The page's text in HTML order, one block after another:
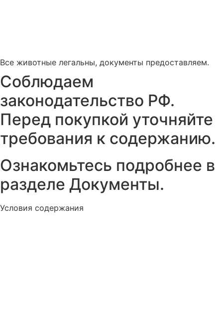
Все животные легальны, документы предоставляем.
Соблюдаем
законодательство РФ.
Перед покупкой уточняйте
требования к содержанию.
Ознакомьтесь подробнее в
разделе Документы.
Условия содержания